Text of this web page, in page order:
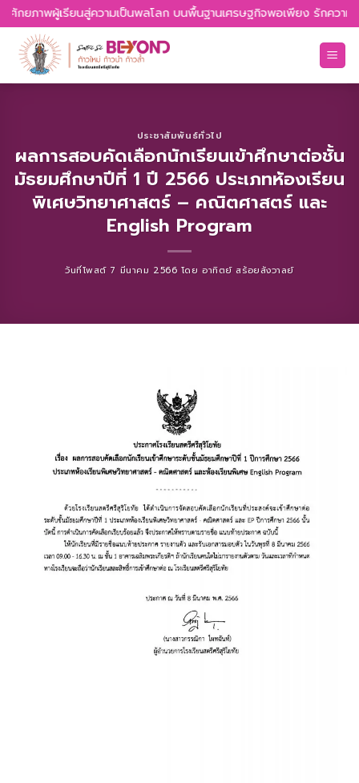
Skip
to
content
ภาพผู้เรียนสู่ความเป็นพลโลก บนพื้นฐานเศรษฐกิจพอเพียง รักความเป็
ประชาสัมพันธ์ทั่วไป
ผลการสอบคัดเลือกนักเรียนเข้าศึกษาต่อชั้น
มัธยมศึกษาปีที่ 1 ปี 2566 ประเภทห้องเรียน
พิเศษวิทยาศาสตร์ – คณิตศาสตร์ และ
English Program
วันที่โพสต์ 7 มีนาคม 2566 โดยอาทิตย์ สร้อยสังวาลย์